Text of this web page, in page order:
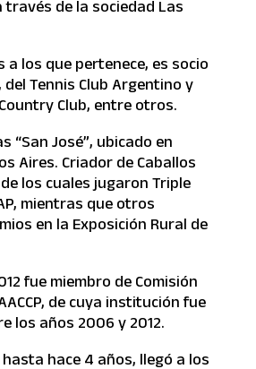
través de la sociedad Las
a los que pertenece, es socio
del Tennis Club Argentino y
Club, entre otros.
“San José”, ubicado en
Aires. Criador de Caballos
los cuales jugaron Triple
mientras que otros
en la Exposición Rural de
fue miembro de Comisión
de cuya institución fue
los años 2006 y 2012.
hace 4 años, llegó a los